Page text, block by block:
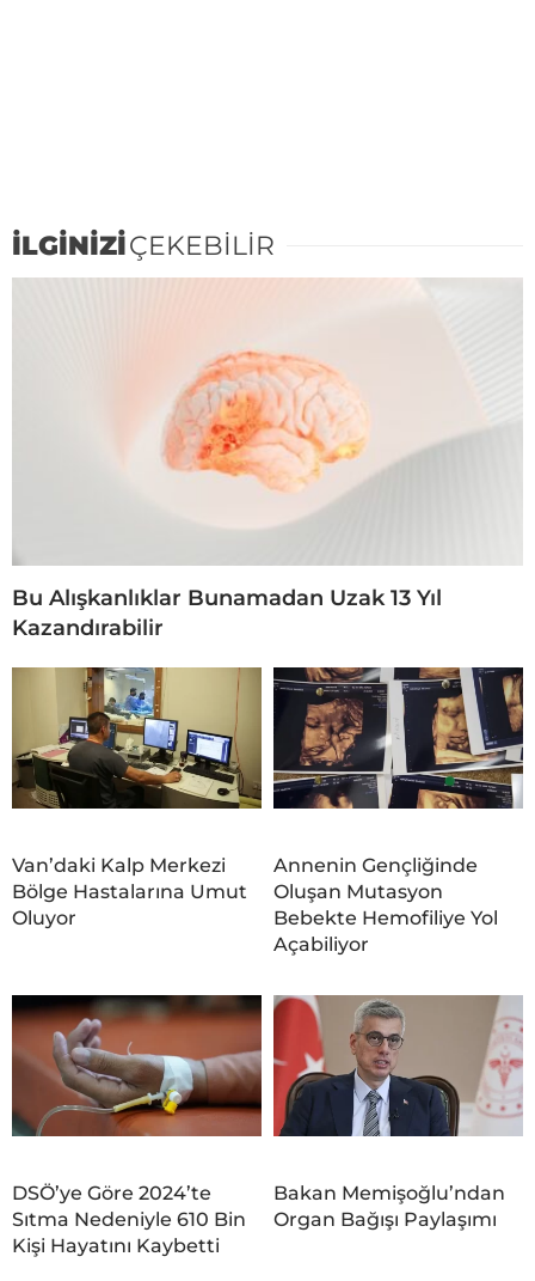
İLGİNİZİÇEKEBİLİR
Bu Alışkanlıklar Bunamadan Uzak 13 Yıl
Kazandırabilir
Van’daki Kalp Merkezi
Bölge Hastalarına Umut
Oluyor
Annenin Gençliğinde
Oluşan Mutasyon
Bebekte Hemofiliye Yol
Açabiliyor
DSÖ’ye Göre 2024’te
Sıtma Nedeniyle 610 Bin
Kişi Hayatını Kaybetti
Bakan Memişoğlu’ndan
Organ Bağışı Paylaşımı